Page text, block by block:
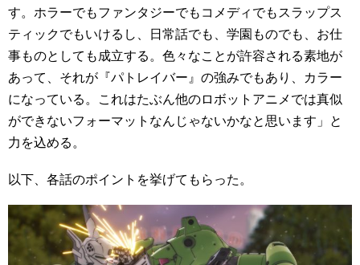
す。ホラーでもファンタジーでもコメディでもスラップス
ティックでもいけるし、日常話でも、学園ものでも、お仕
事ものとしても成立する。色々なことが許容される素地が
あって、それが『パトレイバー』の強みでもあり、カラー
になっている。これはたぶん他のロボットアニメでは真似
ができないフォーマットなんじゃないかなと思います」と
力を込める。
以下、各話のポイントを挙げてもらった。